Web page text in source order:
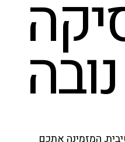
נובה